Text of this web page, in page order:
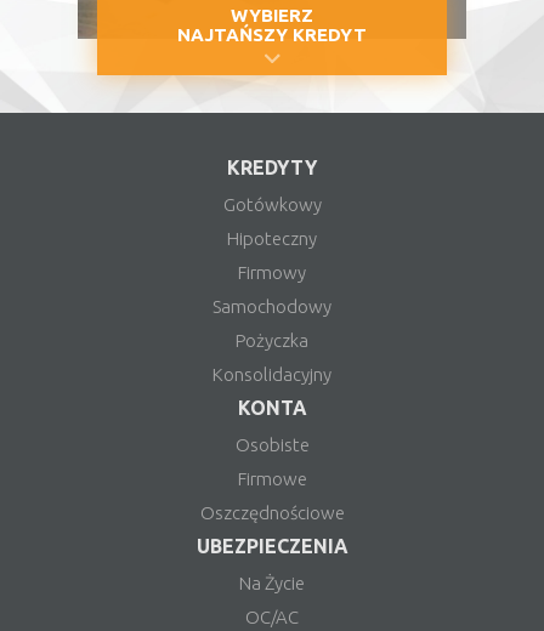
WYBIERZ
NAJTAŃSZY KREDYT
KREDYTY
Gotówkowy
Hipoteczny
Firmowy
Samochodowy
Pożyczka
Konsolidacyjny
KONTA
Osobiste
Firmowe
Oszczędnościowe
UBEZPIECZENIA
Na Życie
OC/AC